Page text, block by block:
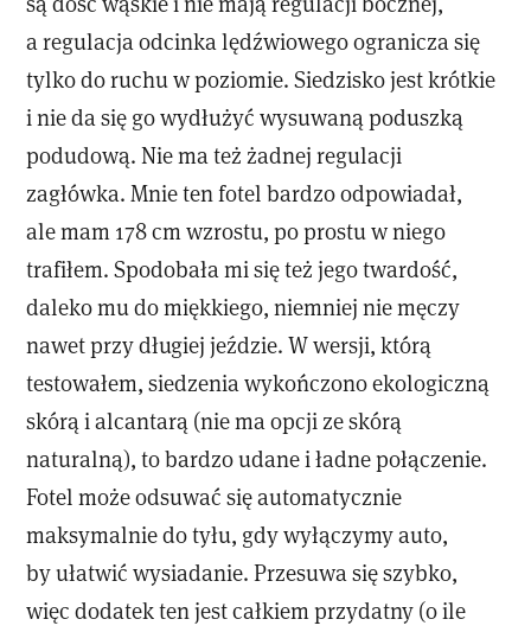
a regulacja odcinka lędźwiowego ogranicza się
tylko do ruchu w poziomie. Siedzisko jest krótkie
i nie da się go wydłużyć wysuwaną poduszką
podudową. Nie ma też żadnej regulacji
zagłówka. Mnie ten fotel bardzo odpowiadał,
ale mam 178 cm wzrostu, po prostu w niego
trafiłem. Spodobała mi się też jego twardość,
daleko mu do miękkiego, niemniej nie męczy
nawet przy długiej jeździe. W wersji, którą
testowałem, siedzenia wykończono ekologiczną
skórą i alcantarą (nie ma opcji ze skórą
naturalną), to bardzo udane i ładne połączenie.
Fotel może odsuwać się automatycznie
maksymalnie do tyłu, gdy wyłączymy auto,
by ułatwić wysiadanie. Przesuwa się szybko,
więc dodatek ten jest całkiem przydatny (o ile